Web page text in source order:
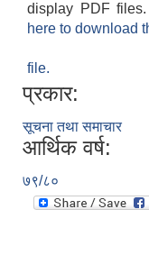
display PDF files.
here to download
file.
प्रकार:
सूचना तथा समाचार
आर्थिक वर्ष:
७९/८०